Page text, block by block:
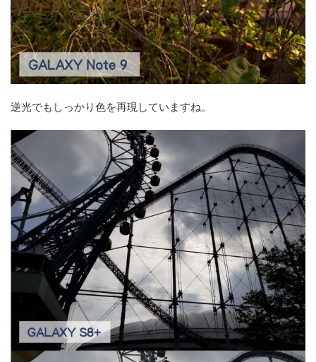
逆光でもしっかり色を再現していますね。